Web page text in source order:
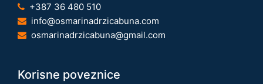
+387 36 480 510
info@osmarinadrzicabuna.com
osmarinadrzicabuna@gmail.com
Korisne poveznice